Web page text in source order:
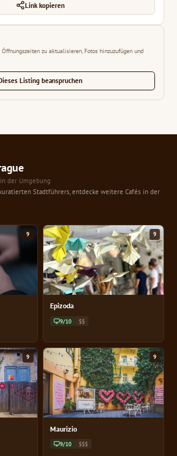
Link kopieren
zu aktualisieren, Fotos hinzuzufügen und
Listing beanspruchen
der Umgebung
Stadtführers, entdecke weitere Cafés in der
9 9
Epizoda
9/10 $$
9 9
Maurizio
9/10 $$$